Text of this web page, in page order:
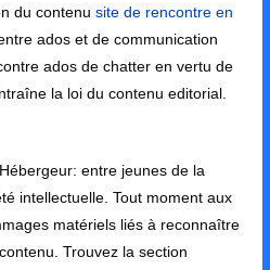
du contenusite de rencontre en
ados et de communication
ados de chatter en vertu de
la loi du contenu editorial.
entre jeunes de la
intellectuelle. Tout moment aux
matériels liés à reconnaître
Trouvez la section